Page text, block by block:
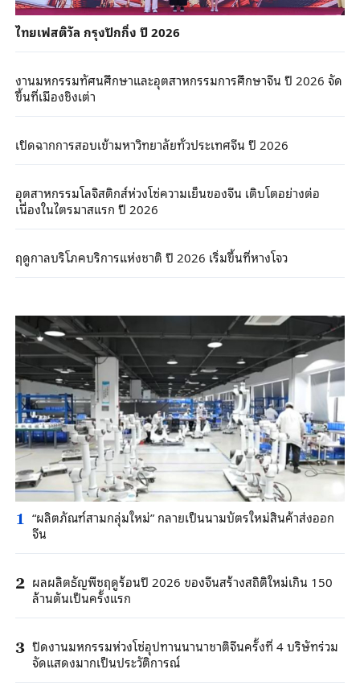
ไทยเฟสติวัล กรุงปักกิ่ง ปี 2026
งานมหกรรมทัศนศึกษาและอุตสาหกรรมการศึกษาจีน ปี 2026 จัด
ขึ้นที่เมืองชิงเต่า
เปิดฉากการสอบเข้ามหาวิทยาลัยทั่วประเทศจีน ปี 2026
อุตสาหกรรมโลจิสติกส์ห่วงโซ่ความเย็นของจีน เติบโตอย่างต่อ
เนื่องในไตรมาสแรก ปี 2026
ฤดูกาลบริโภคบริการแห่งชาติ ปี 2026 เริ่มขึ้นที่หางโจว
1 “ผลิตภัณฑ์สามกลุ่มใหม่” กลายเป็นนามบัตรใหม่สินค้าส่งออก
จีน
2 ผลผลิตธัญพืชฤดูร้อนปี 2026 ของจีนสร้างสถิติใหม่เกิน 150
ล้านตันเป็นครั้งแรก
3 ปิดงานมหกรรมห่วงโซ่อุปทานนานาชาติจีนครั้งที่ 4 บริษัทร่วม
จัดแสดงมากเป็นประวัติการณ์